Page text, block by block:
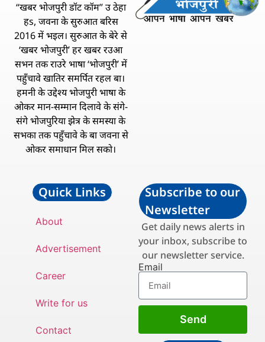
“खबर भोजपुरी डॉट कॉम” उ ठेहा
हs, जवना के सुरुआत बरिस
2016 में भइल। सुरुआत के बेरे से
‘खबर भोजपुरी’ हर खबर रउआ
सभन तक राउरे भाषा ‘भोजपुरी’ में
पहुँचावे खातिर समर्पित रहल बा।
हमनी के उद्देश्य भोजपुरी भाषा के
ओकर मान-सम्मान दिलावे के संगे-
संगे भोजपुरिया झेत्र के समस्या के
सभका तक पहुँचावे के बा जवना से
ओकर समाधान मिल सको।
Quick Links
About
Advertisement
Career
Write for us
Contact
Subscribe to our
Newsletter
Get daily news alerts in
your inbox, subscribe to
our newsletter service.
Email
Send